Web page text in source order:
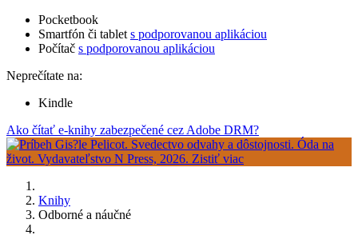
Pocketbook
Smartfón či tablet s podporovanou aplikáciou
Počítač s podporovanou aplikáciou
Neprečítate na:
Kindle
Ako čítať e-knihy zabezpečené cez Adobe DRM?
Knihy
Odborné a náučné